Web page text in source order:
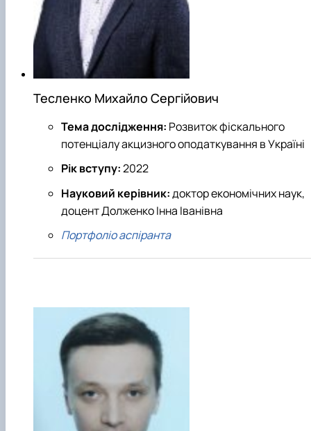
Тесленко Михайло Сергійович
Тема дослідження: Розвиток фіскального
потенціалу акцизного оподаткування в Україні
Рік вступу:2022
Науковий керівник:доктор економічних наук,
доцент Долженко Інна Іванівна
Портфоліо аспіранта